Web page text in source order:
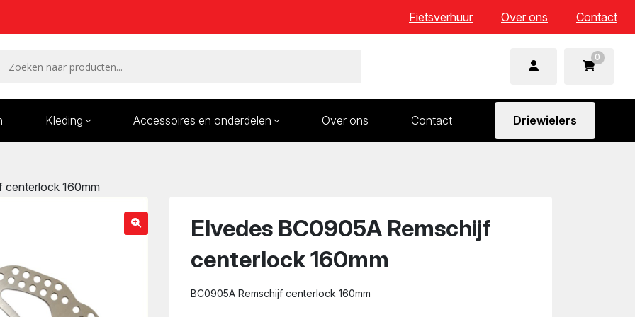
Fietsverhuur Over ons Contact
0
Kleding Accessoires en onderdelen
Onderdelen/Reparatie
Sturen
Zadels
Over ons Contact Driewielers
centerlock 160mm
Elvedes BC0905A Remschijf
centerlock 160mm
BC0905A Remschijf centerlock 160mm